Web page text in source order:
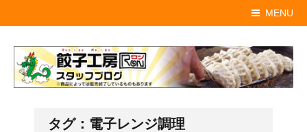
MENU
タグ：電子レンジ調理